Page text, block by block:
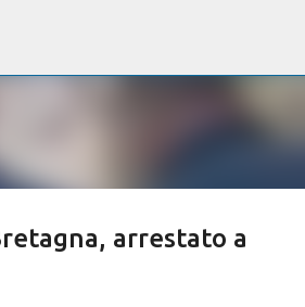
arrestato a